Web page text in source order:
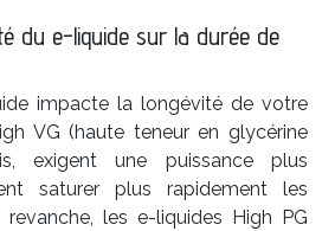
du e-liquide sur la durée de
impacte la longévité de votre
VG (haute teneur en glycérine
exigent une puissance plus
saturer plus rapidement les
les e-liquides High PG